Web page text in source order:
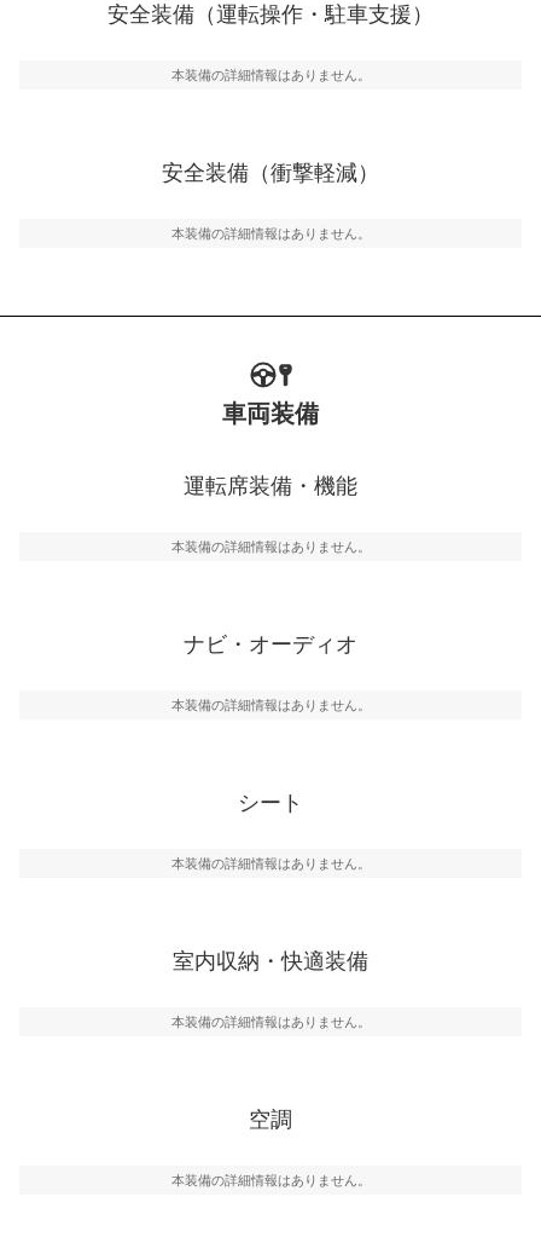
運転・駐車支援
グ・アシストやサイドブラインドモニターなどが装備さ
万が一車体が衝撃を受けたときに、運転者・同乗者を守
るSRSエアバッグシステム、プリテンショナーシートベ
安全装備（運転操作・駐車支援）
本装備の詳細情報はありません。
安全装備（衝撃軽減）
本装備の詳細情報はありません。
車両装備
運転席装備・機能
本装備の詳細情報はありません。
ナビ・オーディオ
本装備の詳細情報はありません。
シート
本装備の詳細情報はありません。
室内収納・快適装備
本装備の詳細情報はありません。
空調
本装備の詳細情報はありません。